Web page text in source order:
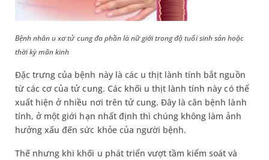
Bệnh nhân u xơ tử cung đa phần là nữ giới trong độ tuổi sinh sản hoặc
thời kỳ mãn kinh
Đặc trưng của bệnh này là các u thịt lành tính bắt nguồn
từ các cơ của tử cung. Các khối u thịt lành tính này có thể
xuất hiện ở nhiều nơi trên tử cung. Đây là căn bệnh lành
tính, ở một giới hạn nhất định thì chúng không làm ảnh
hưởng xấu đến sức khỏe của người bệnh.
Thế nhưng khi khối u phát triển vượt tầm kiểm soát và